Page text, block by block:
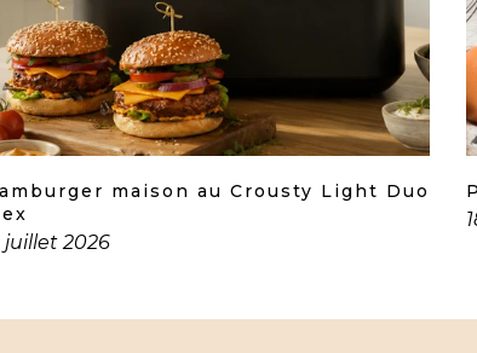
maison au Crousty Light Duo
juillet 2026